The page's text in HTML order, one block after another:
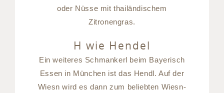
oder Nüsse mit thailändischem
Zitronengras.
H wie Hendel
Ein weiteres Schmankerl beim Bayerisch
Essen in München ist das Hendl. Auf der
Wiesn wird es dann zum beliebten Wiesn-